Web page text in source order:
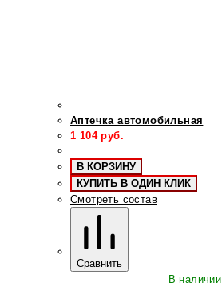
Аптечка автомобильная
1 104руб.
В КОРЗИНУ
КУПИТЬ В ОДИН КЛИК
Смотреть состав
Сравнить
В наличии